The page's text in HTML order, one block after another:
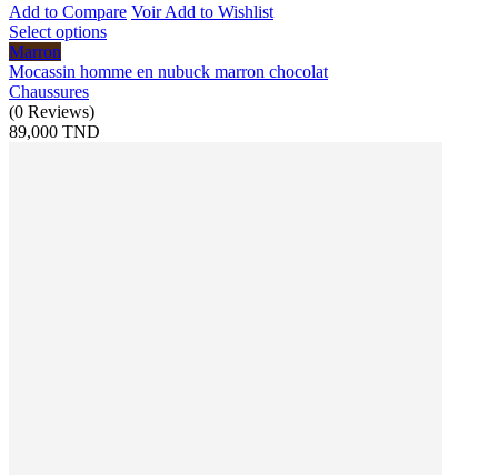
Add to Compare VoirAdd to Wishlist
Select options
Marron
Mocassin homme en nubuck marron chocolat
Chaussures
(0 Reviews)
89,000 TND